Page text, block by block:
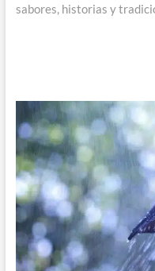
sabores, historias y